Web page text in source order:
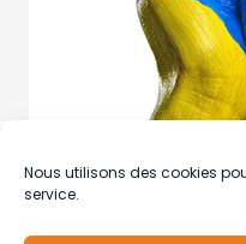
Nous utilisons des cookies
service.